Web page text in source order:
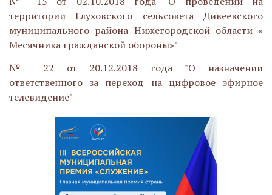
территории Глуховского сельсовета Дивеевского
муниципального района Нижегородской области «
Месячника гражданской обороны»"
№ 22 от 20.12.2018 года "О назначении
ответственного за переход на цифровое эфирное
телевидение"